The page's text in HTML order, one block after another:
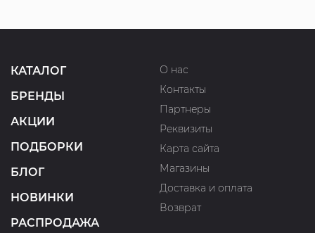
КАТАЛОГ
БРЕНДЫ
АКЦИИ
ПОДБОРКИ
БЛОГ
НОВИНКИ
РАСПРОДАЖА
О нас
Контакты
Партнеры
Реквизиты
Карта сайта
Магазины
Доставка и оплата
Возврат